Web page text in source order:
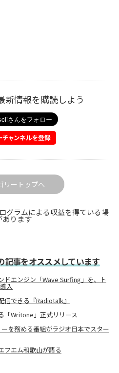
新情報を購読しよう
リートップへ
グラムによる収益を得ている場
あります
記事をオススメしています
ドエンジン「Wave Surfing」を、ト
入
信できる『Radiotalk』
「Writone」正式リリース
を務める番組がラジオ日本でスター
フエム和歌山が語る